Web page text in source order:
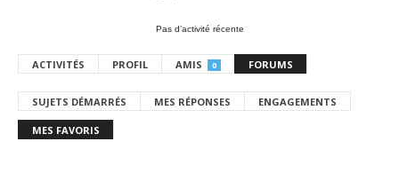
Pas d’activité récente
ACTIVITÉS PROFIL AMIS 0 FORUMS
SUJETS DÉMARRÉS MES RÉPONSES ENGAGEMENTS
MES FAVORIS